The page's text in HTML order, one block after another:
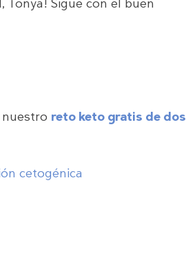
Tonya! Sigue con el buen
reto keto gratis de dos
cetogénica